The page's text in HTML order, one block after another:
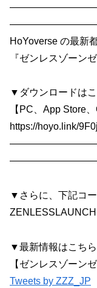
HoYoverse の最新
『ゼンレスゾーン
▼ダウンロードはこ
【PC、App Store
https://hoyo.link/
▼さらに、下記コ
ZENLESSLAUNCH
▼最新情報はこちら
【ゼンレスゾーン
Tweets by ZZZ_JP